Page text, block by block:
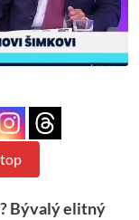
Bývalý elitný